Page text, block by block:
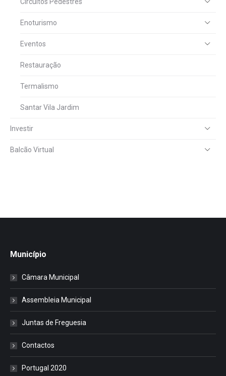
Enoturismo
Eventos
Restauração
Termalismo
Santar Vila Jardim
Investir
Balcão Virtual
Município
Câmara Municipal
Assembleia Municipal
Juntas de Freguesia
Contactos
Portugal 2020